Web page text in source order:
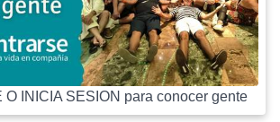
O INICIA SESION para conocer gente